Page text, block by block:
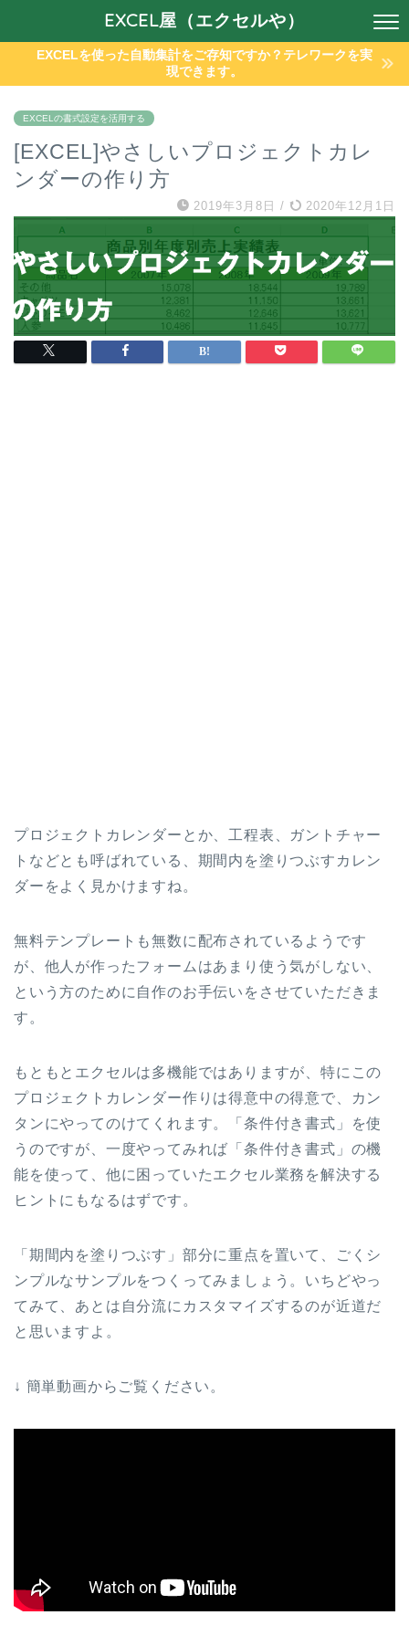
EXCEL屋（エクセルや）
EXCELを使った自動集計をご存知ですか？テレワークを実
現できます。
EXCELの書式設定を活用する
[EXCEL]やさしいプロジェクトカレ
ンダーの作り方
2019年3月8日 / 2020年12月1日
プロジェクトカレンダーとか、工程表、ガントチャー
トなどとも呼ばれている、期間内を塗りつぶすカレン
ダーをよく見かけますね。
無料テンプレートも無数に配布されているようです
が、他人が作ったフォームはあまり使う気がしない、
という方のために自作のお手伝いをさせていただきま
す。
もともとエクセルは多機能ではありますが、特にこの
プロジェクトカレンダー作りは得意中の得意で、カン
タンにやってのけてくれます。「条件付き書式」を使
うのですが、一度やってみれば「条件付き書式」の機
能を使って、他に困っていたエクセル業務を解決する
ヒントにもなるはずです。
「期間内を塗りつぶす」部分に重点を置いて、ごくシ
ンプルなサンプルをつくってみましょう。いちどやっ
てみて、あとは自分流にカスタマイズするのが近道だ
と思いますよ。
↓ 簡単動画からご覧ください。